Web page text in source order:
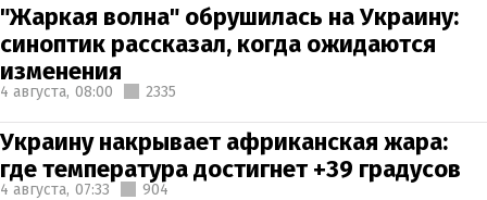
"Жаркая волна" обрушилась на Украину:
синоптик рассказал, когда ожидаются
изменения
4 августа, 08:00 2335
Украину накрывает африканская жара:
где температура достигнет +39 градусов
4 августа, 07:33 904